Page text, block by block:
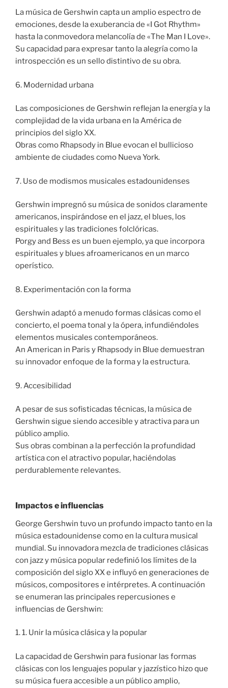
La música de Gershwin capta un amplio espectro de
emociones, desde la exuberancia de «I Got Rhythm»
hasta la conmovedora melancolía de «The Man I Love».
Su capacidad para expresar tanto la alegría como la
introspección es un sello distintivo de su obra.
6. Modernidad urbana
Las composiciones de Gershwin reflejan la energía y la
complejidad de la vida urbana en la América de
principios del siglo XX.
Obras como Rhapsody in Blue evocan el bullicioso
ambiente de ciudades como Nueva York.
7. Uso de modismos musicales estadounidenses
Gershwin impregnó su música de sonidos claramente
americanos, inspirándose en el jazz, el blues, los
espirituales y las tradiciones folclóricas.
Porgy and Bess es un buen ejemplo, ya que incorpora
espirituales y blues afroamericanos en un marco
operístico.
8. Experimentación con la forma
Gershwin adaptó a menudo formas clásicas como el
concierto, el poema tonal y la ópera, infundiéndoles
elementos musicales contemporáneos.
An American in Paris y Rhapsody in Blue demuestran
su innovador enfoque de la forma y la estructura.
9. Accesibilidad
A pesar de sus sofisticadas técnicas, la música de
Gershwin sigue siendo accesible y atractiva para un
público amplio.
Sus obras combinan a la perfección la profundidad
artística con el atractivo popular, haciéndolas
perdurablemente relevantes.
Impactos e influencias
George Gershwin tuvo un profundo impacto tanto en la
música estadounidense como en la cultura musical
mundial. Su innovadora mezcla de tradiciones clásicas
con jazz y música popular redefinió los límites de la
composición del siglo XX e influyó en generaciones de
músicos, compositores e intérpretes. A continuación
se enumeran las principales repercusiones e
influencias de Gershwin:
1. 1. Unir la música clásica y la popular
La capacidad de Gershwin para fusionar las formas
clásicas con los lenguajes popular y jazzístico hizo que
su música fuera accesible a un público amplio,